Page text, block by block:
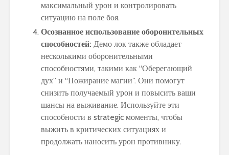
максимальный урон и контролировать
ситуацию на поле боя.
Осознанное использование оборонительных
способностей: Демо лок также обладает
несколькими оборонительными
способностями, такими как “Оберегающий
дух” и “Пожирание магии”. Они помогут
снизить получаемый урон и повысить ваши
шансы на выживание. Используйте эти
способности в strategic моменты, чтобы
выжить в критических ситуациях и
продолжать наносить урон противнику.